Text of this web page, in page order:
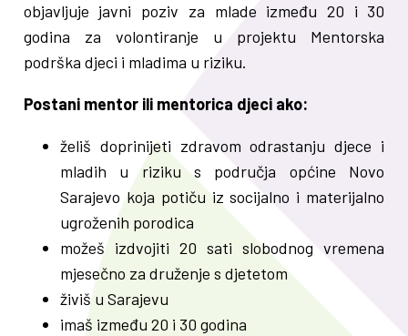
objavljuje javni poziv za mlade između 20 i 30
godina za volontiranje u projektu Mentorska
podrška djeci i mladima u riziku.
Postani mentor ili mentorica djeci ako:
želiš doprinijeti zdravom odrastanju djece i
mladih u riziku s područja općine Novo
Sarajevo koja potiču iz socijalno i materijalno
ugroženih porodica
možeš izdvojiti 20 sati slobodnog vremena
mjesečno za druženje s djetetom
živiš u Sarajevu
imaš između 20 i 30 godina